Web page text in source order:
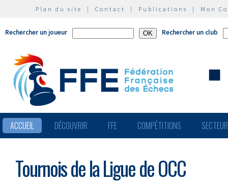
Plan du site | Contact | Publications | Mon
Rechercher un joueur Rechercher un club
ACCUEIL DÉCOUVRIR FFE COMPÉTITIONS
Tournois de la Ligue de OCC